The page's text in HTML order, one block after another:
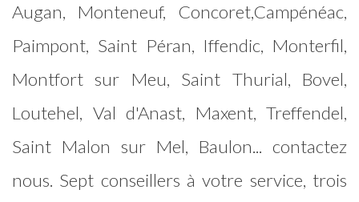
Augan, Monteneuf, Concoret,Campénéac,
Paimpont, Saint Péran, Iffendic, Monterfil,
Montfort sur Meu, Saint Thurial, Bovel,
Loutehel, Val d'Anast, Maxent, Treffendel,
Saint Malon sur Mel, Baulon... contactez
nous. Sept conseillers à votre service, trois